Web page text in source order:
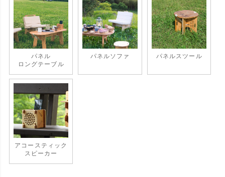
パネル
ロングテーブル
パネルソファ パネルスツール
アコースティック
スピーカー